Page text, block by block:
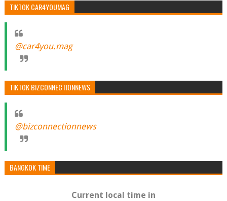
TIKTOK CAR4YOUMAG
@car4you.mag
TIKTOK BIZCONNECTIONNEWS
@bizconnectionnews
BANGKOK TIME
Current local time in